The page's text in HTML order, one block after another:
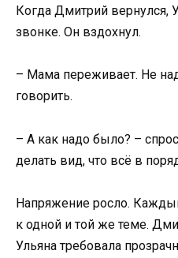
Когда Дмитрий вернулся,
звонке. Он вздохнул.
– Мама переживает. Не
говорить.
– А как надо было? –
делать вид, что всё в
Напряжение росло.
к одной и той же теме.
Ульяна требовала